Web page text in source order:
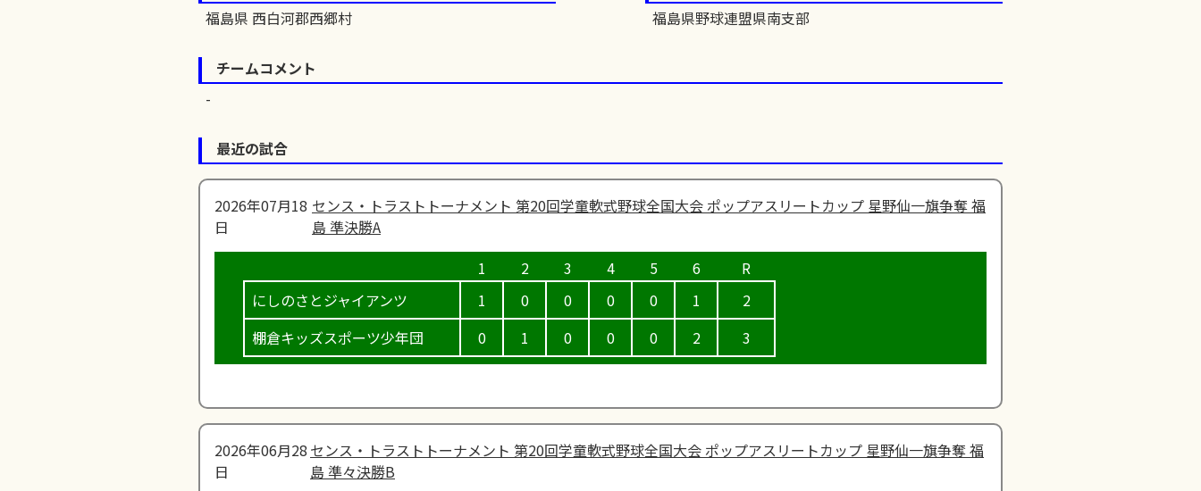
福島県 西白河郡西郷村
福島県野球連盟県南支部
チームコメント
最近の試合
2026年07月18
日
センス・トラストトーナメント 第20回学童軟式野球全国大会 ポップアスリートカップ 星野仙一旗争奪 福
島 準決勝A
にしのさとジャイアンツ
棚倉キッズスポーツ少年団
1
0
0
1
0
0
0
0
0
0
1
2
2
3
2026年06月28
日
センス・トラストトーナメント 第20回学童軟式野球全国大会 ポップアスリートカップ 星野仙一旗争奪 福
島 準々決勝B